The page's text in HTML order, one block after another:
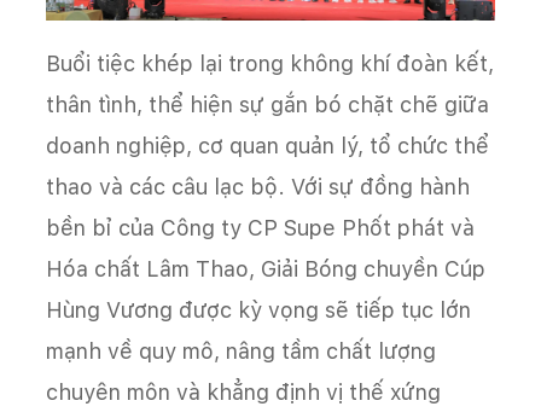
Buổi tiệc khép lại trong không khí đoàn kết,
thân tình, thể hiện sự gắn bó chặt chẽ giữa
doanh nghiệp, cơ quan quản lý, tổ chức thể
thao và các câu lạc bộ. Với sự đồng hành
bền bỉ của Công ty CP Supe Phốt phát và
Hóa chất Lâm Thao, Giải Bóng chuyền Cúp
Hùng Vương được kỳ vọng sẽ tiếp tục lớn
mạnh về quy mô, nâng tầm chất lượng
chuyên môn và khẳng định vị thế xứng